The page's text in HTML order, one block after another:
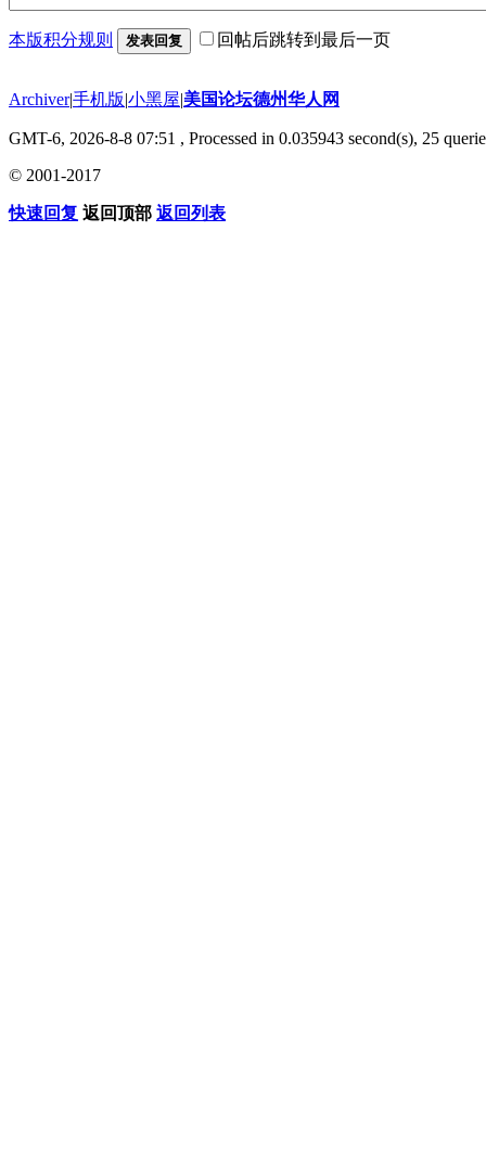
本版积分规则 发表回复 回帖后跳转到最后一页
Archiver|手机版|小黑屋|美国论坛德州华人网
GMT-6, 2026-8-8 07:51 , Processed in 0.035943 second(s), 25
© 2001-2017
快速回复 返回顶部 返回列表